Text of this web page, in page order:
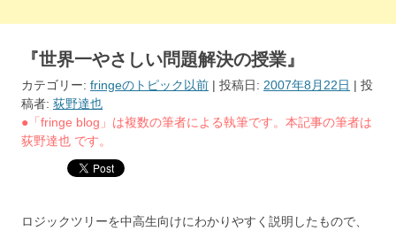
『世界一やさしい問題解決の授業』
カテゴリー: fringeのトピック以前 | 投稿日: 2007年8月22日 | 投
稿者: 荻野達也
●「fringe blog」は複数の筆者による執筆です。本記事の筆者は
荻野達也 です。
ロジックツリーを中高生向けにわかりやすく説明したもので、